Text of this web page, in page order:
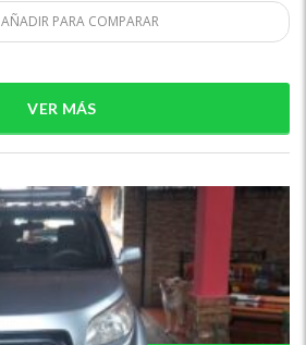
AÑADIR PARA COMPARAR
VER MÁS